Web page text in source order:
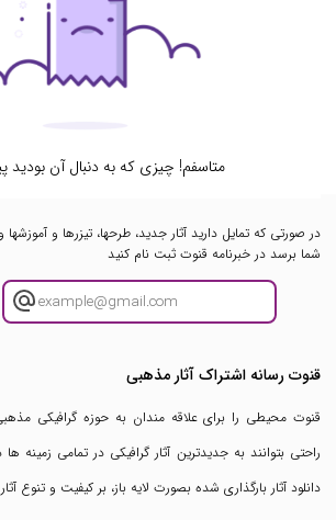
متاسفم! چیزی که به دنبال آن بودید
در صورتی که تمایل دارید آثار جدید، طرحها، تیزرها و
شما برسد در خبرنامه قنوت ثبت نام کنید
قنوت رسانه اشتراک آثار مذهبی
قنوت محیطی را برای علاقه مندان به حوزه گرافیکی
راحتی بتوانند به جدیدترین آثار گرافیکی در تمامی زمینه
دانلود آثار بارگذاری شده بصورت لایه باز، بر کیفیت و تنوع